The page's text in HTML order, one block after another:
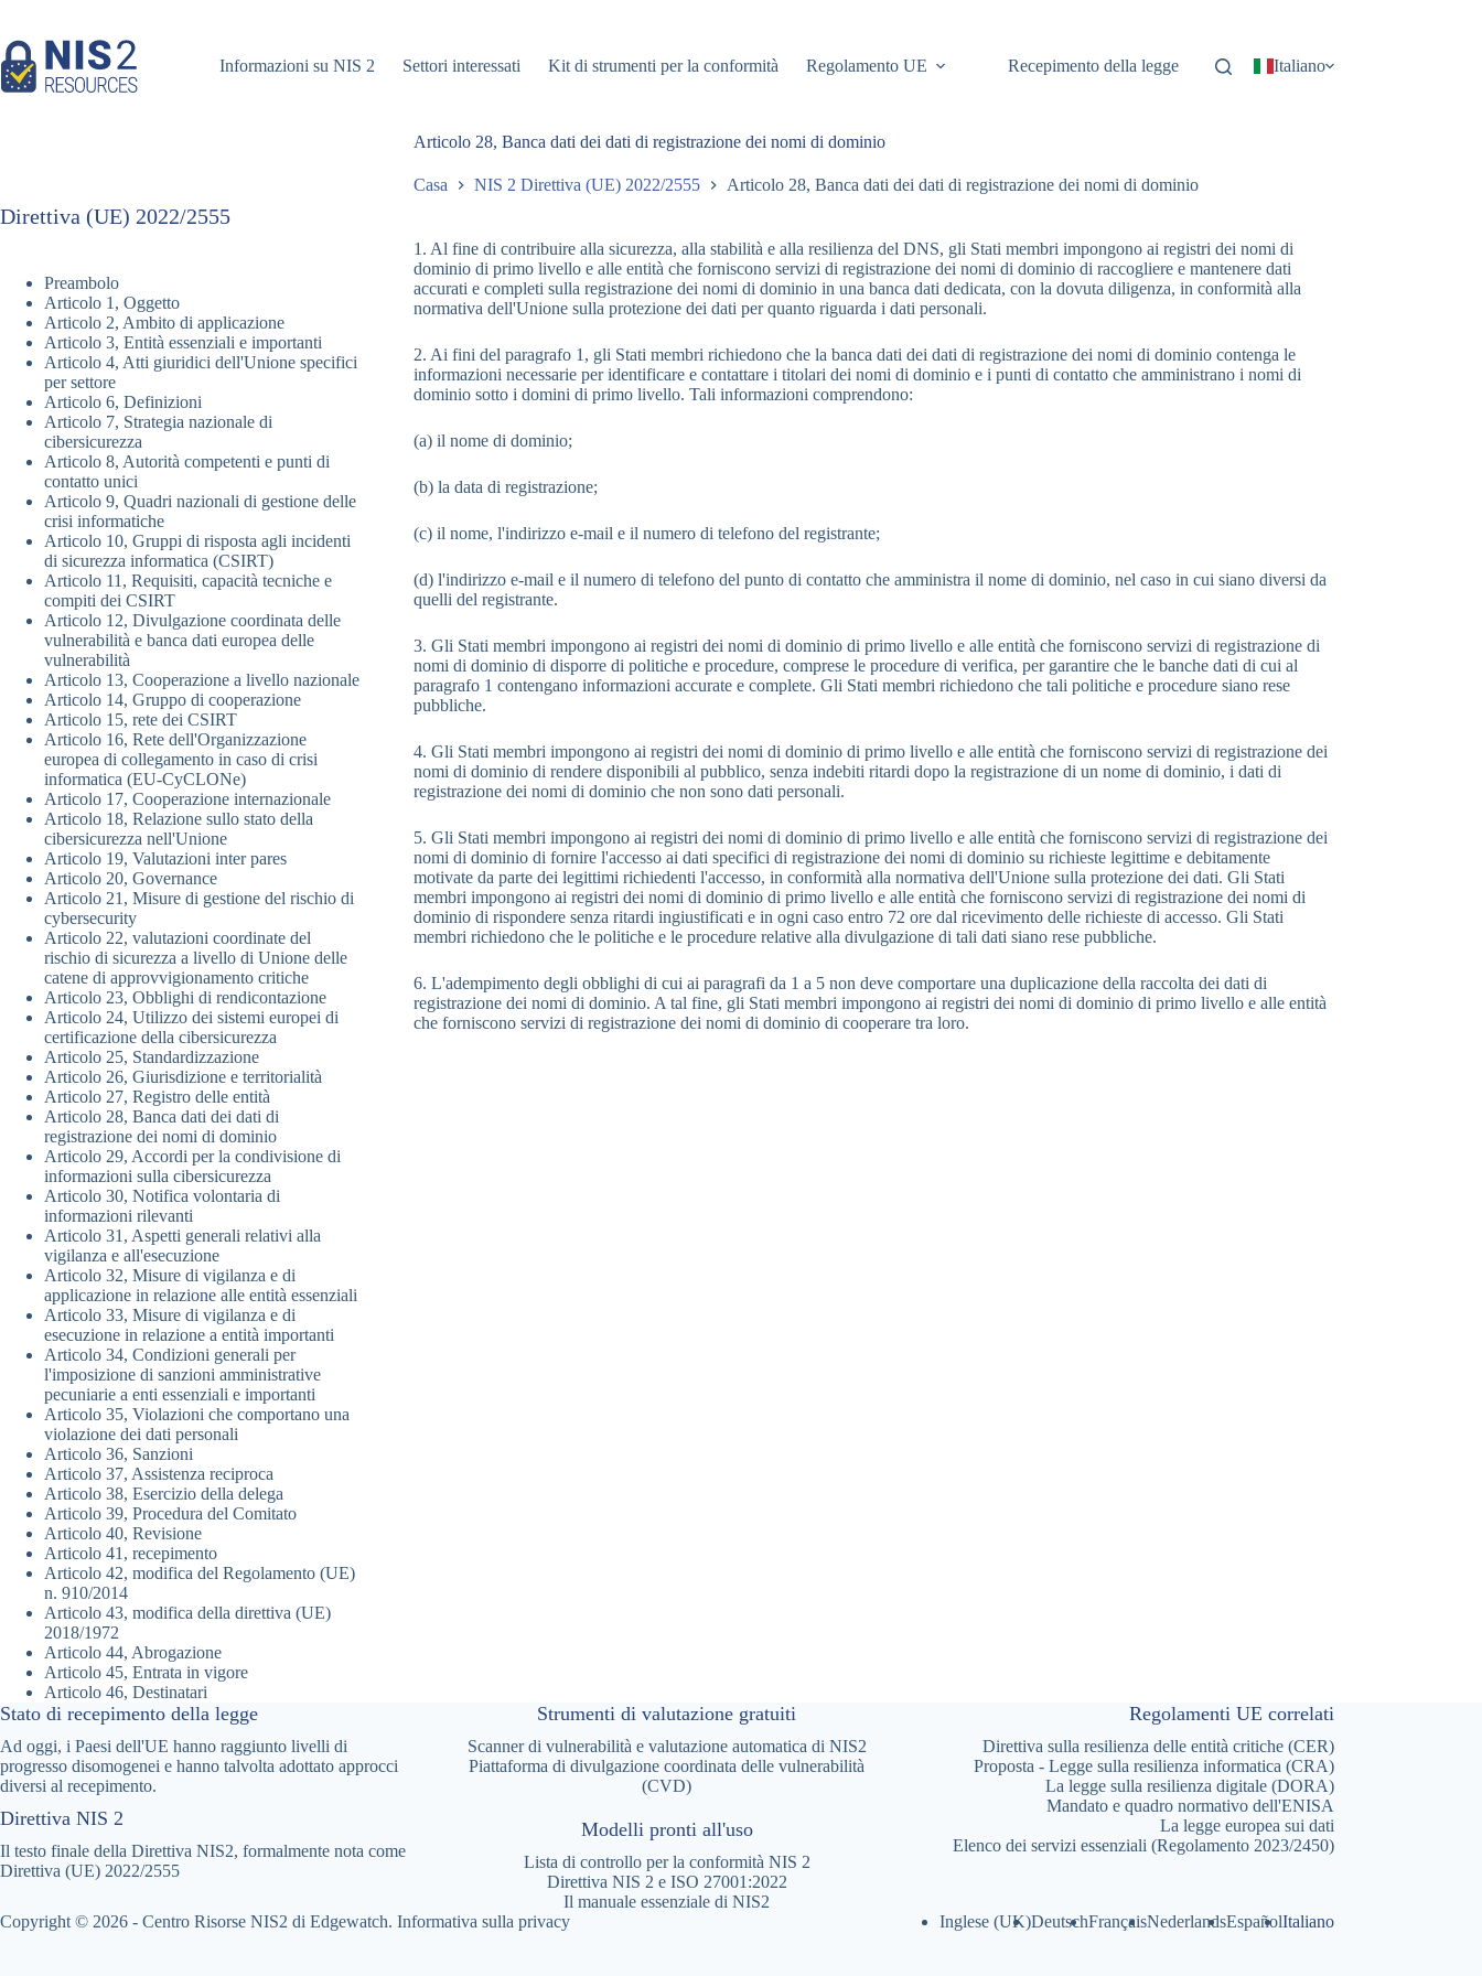
contenuto
Informazioni su NIS 2
Settori interessati Kit di strumenti per la conformità Regolamento UE Recepimento della legge Italiano
Articolo 28, Banca dati dei dati di registrazione dei nomi di dominio
Casa NIS 2 Direttiva (UE) 2022/2555 Articolo 28, Banca dati dei dati di registrazione dei nomi di dominio
1. Al fine di contribuire alla sicurezza, alla stabilità e alla resilienza del DNS, gli Stati membri impongono ai registri dei nomi di
dominio di primo livello e alle entità che forniscono servizi di registrazione dei nomi di dominio di raccogliere e mantenere dati
accurati e completi sulla registrazione dei nomi di dominio in una banca dati dedicata, con la dovuta diligenza, in conformità alla
normativa dell'Unione sulla protezione dei dati per quanto riguarda i dati personali.
2. Ai fini del paragrafo 1, gli Stati membri richiedono che la banca dati dei dati di registrazione dei nomi di dominio contenga le
informazioni necessarie per identificare e contattare i titolari dei nomi di dominio e i punti di contatto che amministrano i nomi di
dominio sotto i domini di primo livello. Tali informazioni comprendono:
(a) il nome di dominio;
(b) la data di registrazione;
(c) il nome, l'indirizzo e-mail e il numero di telefono del registrante;
(d) l'indirizzo e-mail e il numero di telefono del punto di contatto che amministra il nome di dominio, nel caso in cui siano diversi da
quelli del registrante.
3. Gli Stati membri impongono ai registri dei nomi di dominio di primo livello e alle entità che forniscono servizi di registrazione di
nomi di dominio di disporre di politiche e procedure, comprese le procedure di verifica, per garantire che le banche dati di cui al
paragrafo 1 contengano informazioni accurate e complete. Gli Stati membri richiedono che tali politiche e procedure siano rese
pubbliche.
4. Gli Stati membri impongono ai registri dei nomi di dominio di primo livello e alle entità che forniscono servizi di registrazione dei
nomi di dominio di rendere disponibili al pubblico, senza indebiti ritardi dopo la registrazione di un nome di dominio, i dati di
registrazione dei nomi di dominio che non sono dati personali.
5. Gli Stati membri impongono ai registri dei nomi di dominio di primo livello e alle entità che forniscono servizi di registrazione dei
nomi di dominio di fornire l'accesso ai dati specifici di registrazione dei nomi di dominio su richieste legittime e debitamente
motivate da parte dei legittimi richiedenti l'accesso, in conformità alla normativa dell'Unione sulla protezione dei dati. Gli Stati
membri impongono ai registri dei nomi di dominio di primo livello e alle entità che forniscono servizi di registrazione dei nomi di
dominio di rispondere senza ritardi ingiustificati e in ogni caso entro 72 ore dal ricevimento delle richieste di accesso. Gli Stati
membri richiedono che le politiche e le procedure relative alla divulgazione di tali dati siano rese pubbliche.
6. L'adempimento degli obblighi di cui ai paragrafi da 1 a 5 non deve comportare una duplicazione della raccolta dei dati di
registrazione dei nomi di dominio. A tal fine, gli Stati membri impongono ai registri dei nomi di dominio di primo livello e alle entità
che forniscono servizi di registrazione dei nomi di dominio di cooperare tra loro.
Direttiva (UE) 2022/2555
Preambolo
Articolo 1, Oggetto
Articolo 2, Ambito di applicazione
Articolo 3, Entità essenziali e importanti
Articolo 4, Atti giuridici dell'Unione specifici
per settore
Articolo 6, Definizioni
Articolo 7, Strategia nazionale di
cibersicurezza
Articolo 8, Autorità competenti e punti di
contatto unici
Articolo 9, Quadri nazionali di gestione delle
crisi informatiche
Articolo 10, Gruppi di risposta agli incidenti
di sicurezza informatica (CSIRT)
Articolo 11, Requisiti, capacità tecniche e
compiti dei CSIRT
Articolo 12, Divulgazione coordinata delle
vulnerabilità e banca dati europea delle
vulnerabilità
Articolo 13, Cooperazione a livello nazionale
Articolo 14, Gruppo di cooperazione
Articolo 15, rete dei CSIRT
Articolo 16, Rete dell'Organizzazione
europea di collegamento in caso di crisi
informatica (EU-CyCLONe)
Articolo 17, Cooperazione internazionale
Articolo 18, Relazione sullo stato della
cibersicurezza nell'Unione
Articolo 19, Valutazioni inter pares
Articolo 20, Governance
Articolo 21, Misure di gestione del rischio di
cybersecurity
Articolo 22, valutazioni coordinate del
rischio di sicurezza a livello di Unione delle
catene di approvvigionamento critiche
Articolo 23, Obblighi di rendicontazione
Articolo 24, Utilizzo dei sistemi europei di
certificazione della cibersicurezza
Articolo 25, Standardizzazione
Articolo 26, Giurisdizione e territorialità
Articolo 27, Registro delle entità
Articolo 28, Banca dati dei dati di
registrazione dei nomi di dominio
Articolo 29, Accordi per la condivisione di
informazioni sulla cibersicurezza
Articolo 30, Notifica volontaria di
informazioni rilevanti
Articolo 31, Aspetti generali relativi alla
vigilanza e all'esecuzione
Articolo 32, Misure di vigilanza e di
applicazione in relazione alle entità essenziali
Articolo 33, Misure di vigilanza e di
esecuzione in relazione a entità importanti
Articolo 34, Condizioni generali per
l'imposizione di sanzioni amministrative
pecuniarie a enti essenziali e importanti
Articolo 35, Violazioni che comportano una
violazione dei dati personali
Articolo 36, Sanzioni
Articolo 37, Assistenza reciproca
Articolo 38, Esercizio della delega
Articolo 39, Procedura del Comitato
Articolo 40, Revisione
Articolo 41, recepimento
Articolo 42, modifica del Regolamento (UE)
n. 910/2014
Articolo 43, modifica della direttiva (UE)
2018/1972
Articolo 44, Abrogazione
Articolo 45, Entrata in vigore
Articolo 46, Destinatari
Stato di recepimento della legge
Ad oggi, i Paesi dell'UE hanno raggiunto livelli di
progresso disomogenei e hanno talvolta adottato approcci
diversi al recepimento.
Direttiva NIS 2
Il testo finale della Direttiva NIS2, formalmente nota come
Direttiva (UE) 2022/2555
Strumenti di valutazione gratuiti
Scanner di vulnerabilità e valutazione automatica di NIS2
Piattaforma di divulgazione coordinata delle vulnerabilità
(CVD)
Modelli pronti all'uso
Lista di controllo per la conformità NIS 2
Direttiva NIS 2 e ISO 27001:2022
Il manuale essenziale di NIS2
Regolamenti UE correlati
Direttiva sulla resilienza delle entità critiche (CER)
Proposta - Legge sulla resilienza informatica (CRA)
La legge sulla resilienza digitale (DORA)
Mandato e quadro normativo dell'ENISA
La legge europea sui dati
Elenco dei servizi essenziali (Regolamento 2023/2450)
Copyright © 2026 - Centro Risorse NIS2 di Edgewatch. Informativa sulla privacy Inglese (UK)DeutschFrançaisNederlandsEspañolItaliano